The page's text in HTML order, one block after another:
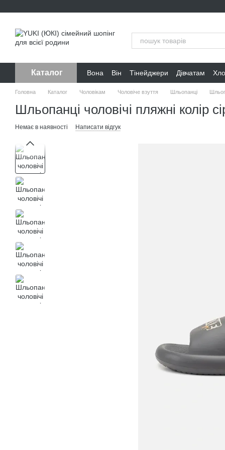
Каталог Вона Він Тінейджери Дівчатам
Головна Каталог Чоловікам Чоловіче взуття Шльопанці
Шльопанці чоловічі пляжні колір
Немає в наявності Написати відгук